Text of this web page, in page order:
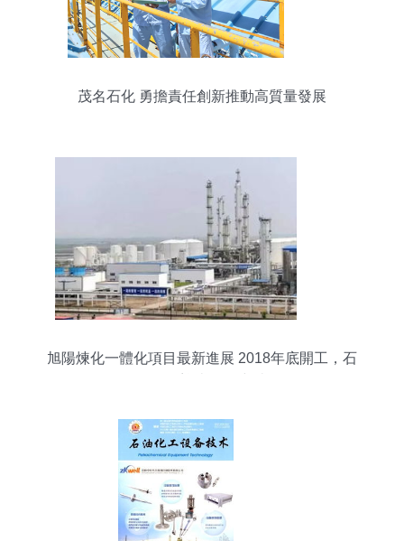
茂名石化 勇擔責任創新推動高質量發展
旭陽煉化一體化項目最新進展 2018年底開工，石